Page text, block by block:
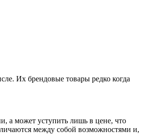
Их брендовые товары редко когда
а может уступить лишь в цене, что
между собой возможностями и,